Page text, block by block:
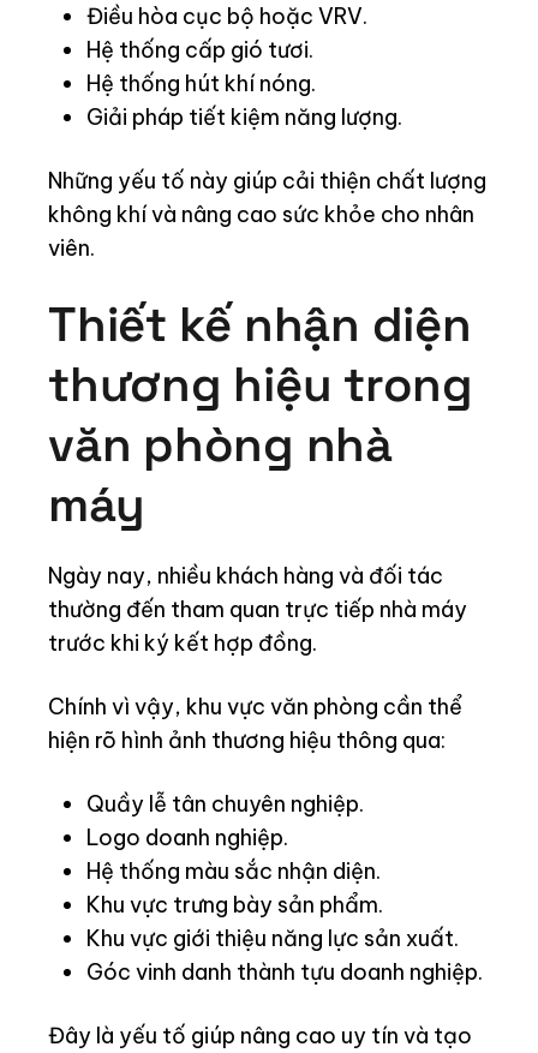
Điều hòa cục bộ hoặc VRV.
Hệ thống cấp gió tươi.
Hệ thống hút khí nóng.
Giải pháp tiết kiệm năng lượng.
Những yếu tố này giúp cải thiện chất lượng
không khí và nâng cao sức khỏe cho nhân
viên.
Thiết kế nhận diện
thương hiệu trong
văn phòng nhà
máy
Ngày nay, nhiều khách hàng và đối tác
thường đến tham quan trực tiếp nhà máy
trước khi ký kết hợp đồng.
Chính vì vậy, khu vực văn phòng cần thể
hiện rõ hình ảnh thương hiệu thông qua:
Quầy lễ tân chuyên nghiệp.
Logo doanh nghiệp.
Hệ thống màu sắc nhận diện.
Khu vực trưng bày sản phẩm.
Khu vực giới thiệu năng lực sản xuất.
Góc vinh danh thành tựu doanh nghiệp.
Đây là yếu tố giúp nâng cao uy tín và tạo